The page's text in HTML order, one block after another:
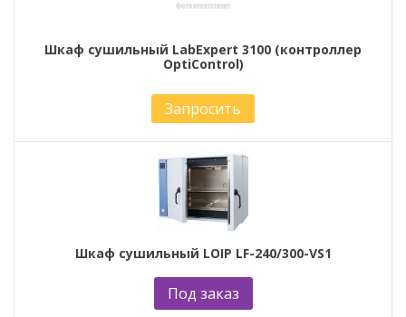
Шкаф сушильный LabExpert 3100 (контроллер
OptiControl)
Запросить
Шкаф сушильный LOIP LF-240/300-VS1
Под заказ